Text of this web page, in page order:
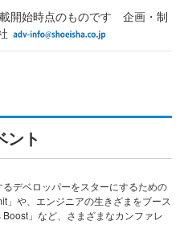
載開始時点のものです 企画・制
ント
デベロッパーをスターにするための
や、エンジニアの生きざまをブース
」など、さまざまなカンファレ